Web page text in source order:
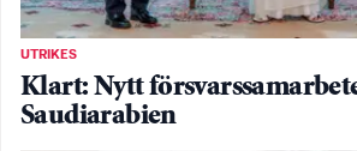
UTRIKES
Klart: Nytt
Saudiarabien